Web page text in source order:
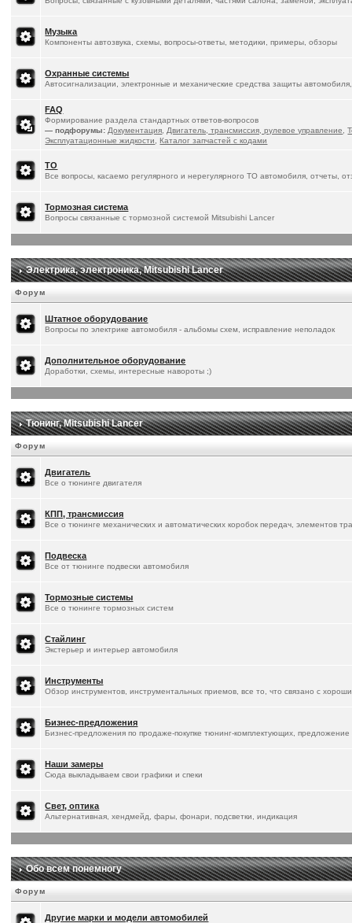
Музыка
Компоненты автозвука, схемы, вопросы-ответы, методики, примеры, обзоры
Охранные системы
Автосигнализации, электронные и механические средства защиты
FAQ
Формирование раздела стандартных ответов-вопросов
— подфорумы: Документация Двигатель, трансмиссия, рулевое управление ,
Эксплуатационные жидкости
,Каталог запчастей с кодами
ТО
Все вопросы, касаемо регулярного и нерегулярного ТО автомобиля, отчеты,
Тормозная система
Вопросы связанные с тормозной системой Mitsubishi Lancer
Электрика, электроника, Mitsubishi Lancer
Форум
Штатное оборудование
Вопросы по электрике автомобиля - альбомы схем, исправление неполадок
Дополнительное оборудование
Доработки, схемы, интересные навороты ;)
Тюнинг, Mitsubishi Lancer
Форум
Двигатель
Все о тюнинге двигателя
КПП, трансмиссия
Все о тюнинге механических и автоматических коробок передач, элементов
Подвеска
Все от тюнинге подвески автомобиля
Тормозные системы
Все о тюнинге тормозных систем
Стайлинг
Экстерьер и интерьер автомобиля
Инструменты
Обзор инструментов, инструментальных приемов, все то, что связано с
Бизнес-предложения
Бизнес-предложения по продаже-покупке тюнинг-комплектующих, предложение
Наши замеры
Сюда выкладываем свои графики и спеки
Свет, оптика
Альтернативная, хендмейд, фары, фонари, подсветки, индикация
Обо всем понемногу
Форум
Другие марки и модели автомобилей